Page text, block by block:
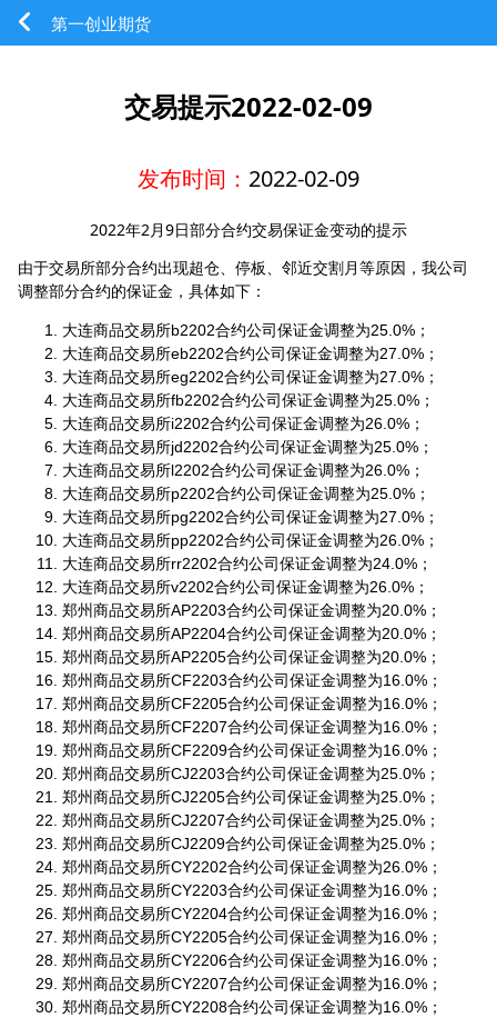
第一创业期货
交易提示2022-02-09
发布时间： 2022-02-09
2022年2月9日部分合约交易保证金变动的提示
由于交易所部分合约出现超仓、停板、邻近交割月等原因，我公司
调整部分合约的保证金，具体如下：
大连商品交易所b2202合约公司保证金调整为25.0%；
大连商品交易所eb2202合约公司保证金调整为27.0%；
大连商品交易所eg2202合约公司保证金调整为27.0%；
大连商品交易所fb2202合约公司保证金调整为25.0%；
大连商品交易所i2202合约公司保证金调整为26.0%；
大连商品交易所jd2202合约公司保证金调整为25.0%；
大连商品交易所l2202合约公司保证金调整为26.0%；
大连商品交易所p2202合约公司保证金调整为25.0%；
大连商品交易所pg2202合约公司保证金调整为27.0%；
大连商品交易所pp2202合约公司保证金调整为26.0%；
大连商品交易所rr2202合约公司保证金调整为24.0%；
大连商品交易所v2202合约公司保证金调整为26.0%；
郑州商品交易所AP2203合约公司保证金调整为20.0%；
郑州商品交易所AP2204合约公司保证金调整为20.0%；
郑州商品交易所AP2205合约公司保证金调整为20.0%；
郑州商品交易所CF2203合约公司保证金调整为16.0%；
郑州商品交易所CF2205合约公司保证金调整为16.0%；
郑州商品交易所CF2207合约公司保证金调整为16.0%；
郑州商品交易所CF2209合约公司保证金调整为16.0%；
郑州商品交易所CJ2203合约公司保证金调整为25.0%；
郑州商品交易所CJ2205合约公司保证金调整为25.0%；
郑州商品交易所CJ2207合约公司保证金调整为25.0%；
郑州商品交易所CJ2209合约公司保证金调整为25.0%；
郑州商品交易所CY2202合约公司保证金调整为26.0%；
郑州商品交易所CY2203合约公司保证金调整为16.0%；
郑州商品交易所CY2204合约公司保证金调整为16.0%；
郑州商品交易所CY2205合约公司保证金调整为16.0%；
郑州商品交易所CY2206合约公司保证金调整为16.0%；
郑州商品交易所CY2207合约公司保证金调整为16.0%；
郑州商品交易所CY2208合约公司保证金调整为16.0%；